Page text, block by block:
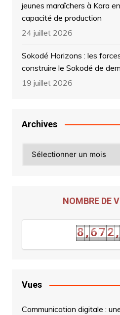
jeunes maraîchers à Kara
capacité de production
24 juillet 2026
Sokodé Horizons : les
construire le Sokodé de
19 juillet 2026
Archives
NOMBRE DE
8
8
,
,
6
6
7
7
2
2
,
,
Vues
Communication digitale :